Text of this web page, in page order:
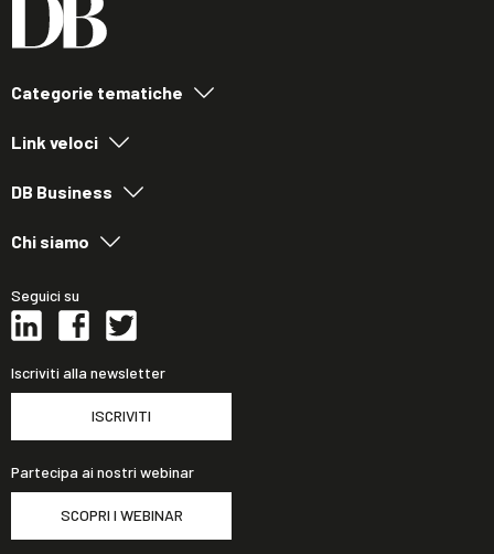
Categorie tematiche
Link veloci
DB Business
Chi siamo
Seguici su
Iscriviti alla newsletter
ISCRIVITI
Partecipa ai nostri webinar
SCOPRI I WEBINAR